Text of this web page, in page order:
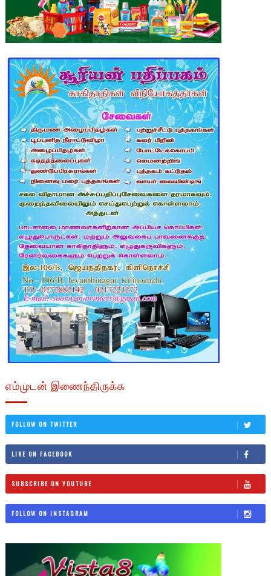
எம்முடன் இணைந்திருக்க
FOLLOW ON TWITTER
LIKE ON FACEBOOK
SUBSCRIBE ON YOUTUBE
FOLLOW ON INSTAGRAM